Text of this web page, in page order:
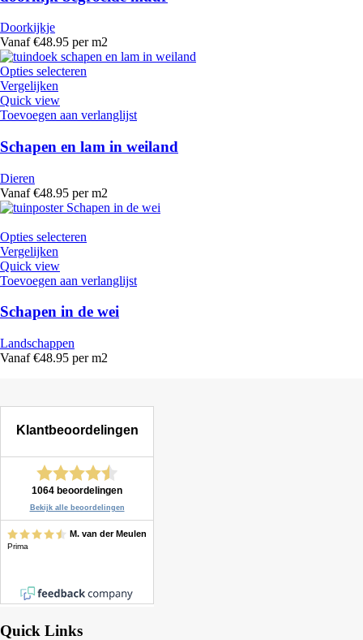
Doorkijkje
Vanaf €48.95 per m2
Opties selecteren
Vergelijken
Quick view
Toevoegen aan verlanglijst
Schapen en lam in weiland
Dieren
Vanaf €48.95 per m2
Opties selecteren
Vergelijken
Quick view
Toevoegen aan verlanglijst
Schapen in de wei
Landschappen
Vanaf €48.95 per m2
Quick Links